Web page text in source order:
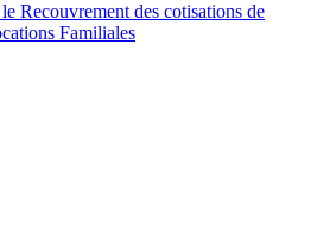
Recouvrement des cotisations de
Familiales